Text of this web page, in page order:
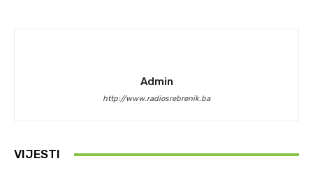
Admin
http://www.radiosrebrenik.ba
VIJESTI